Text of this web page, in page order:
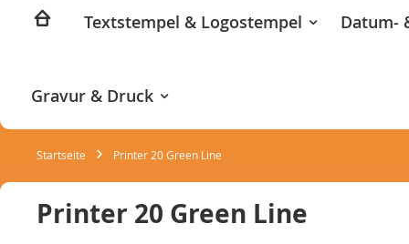
Textstempel & Logostempel Datum-
Gravur & Druck
Startseite Printer 20 Green Line
Printer 20 Green Line